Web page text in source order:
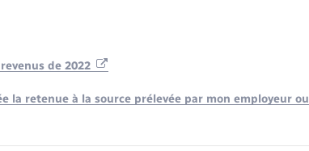
de 2022
la retenue à la source prélevée par mon employeur ou